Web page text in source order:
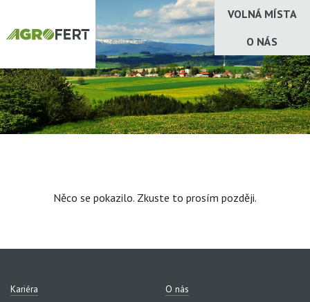
VOLNÁ MÍSTA
O NÁS
Něco se pokazilo. Zkuste to prosím později.
Kariéra O nás